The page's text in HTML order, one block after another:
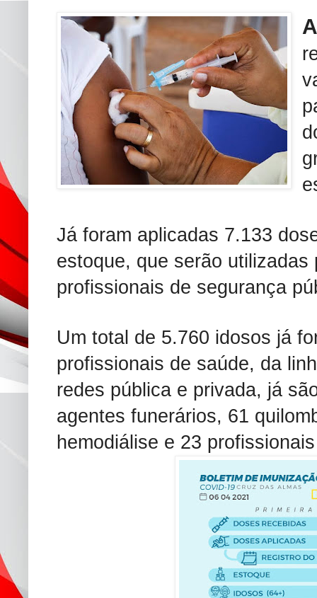
Já foram aplicadas 7.133
estoque, que serão utilizadas
profissionais de segurança
Um total de 5.760 idosos já
profissionais de saúde, da
redes pública e privada, já
agentes funerários, 61
hemodiálise e 23